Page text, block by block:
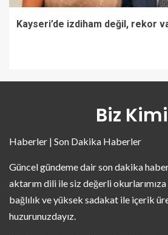
Kayseri’de izdiham değil, rekor
Biz
Haberler | Son Dakika Haberler
Güncel gündeme dair son dakika
aktarım dili ile siz değerli
bağlılık ve yüksek sadakat ile içerik
huzurunuzdayız.